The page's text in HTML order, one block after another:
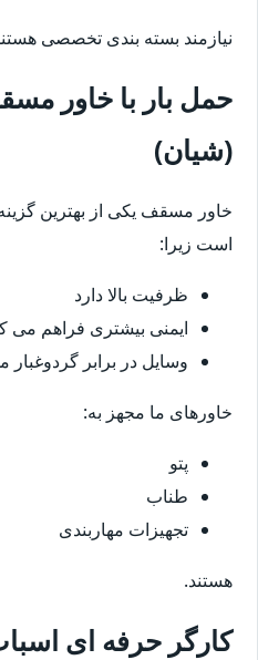
نیازمند بسته بندی تخصصی
حمل بار با خاور
(شیان)
خاور مسقف یکی از بهترین
است زیرا:
ظرفیت بالا دارد
ایمنی بیشتری فراهم می
وسایل در برابر
خاورهای ما مجهز به:
پتو
طناب
تجهیزات مهاربندی
هستند.
کارگر حرفه ای